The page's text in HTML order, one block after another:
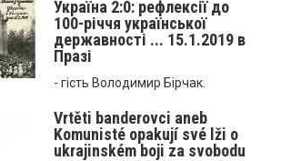
Україна 2:0: рефлексії до
100-річчя української
державності ... 15.1.2019 в
Празі
- гість Володимир Бірчак.
Vrtěti banderovci aneb
Komunisté opakují své lži o
ukrajinském boji za svobodu